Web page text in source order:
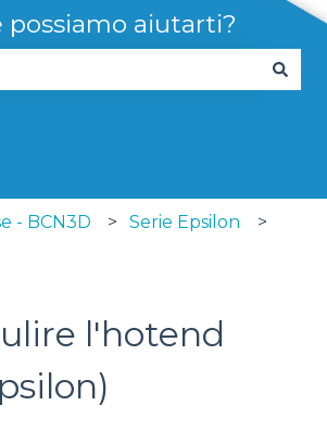
possiamo aiutarti?
- BCN3D Serie Epsilon
l'hotend